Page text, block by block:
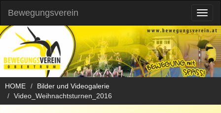
Bewegungsverein
HOME
Bilder und Videogalerie
Video_Weihnachtsturnen_2016